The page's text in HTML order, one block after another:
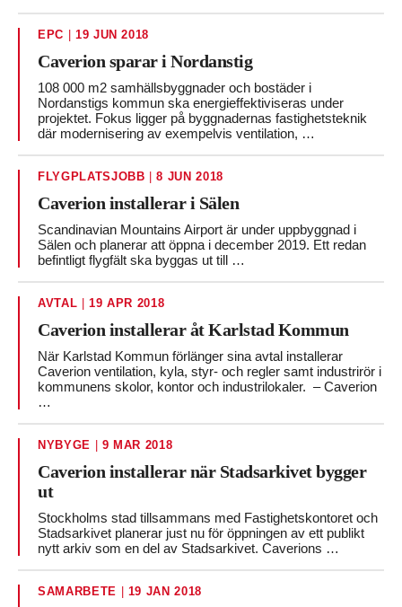
EPC 19 JUN 2018
Caverion sparar i Nordanstig
108 000 m2 samhällsbyggnader och bostäder i
Nordanstigs kommun ska energieffektiviseras under
projektet. Fokus ligger på byggnadernas fastighetsteknik
där modernisering av exempelvis ventilation, …
FLYGPLATSJOBB 8 JUN 2018
Caverion installerar i Sälen
Scandinavian Mountains Airport är under uppbyggnad i
Sälen och planerar att öppna i december 2019. Ett redan
befintligt flygfält ska byggas ut till …
AVTAL 19 APR 2018
Caverion installerar åt Karlstad Kommun
När Karlstad Kommun förlänger sina avtal installerar
Caverion ventilation, kyla, styr- och regler samt industrirör i
kommunens skolor, kontor och industrilokaler. – Caverion
…
NYBYGE 9 MAR 2018
Caverion installerar när Stadsarkivet bygger
ut
Stockholms stad tillsammans med Fastighetskontoret och
Stadsarkivet planerar just nu för öppningen av ett publikt
nytt arkiv som en del av Stadsarkivet. Caverions …
SAMARBETE 19 JAN 2018